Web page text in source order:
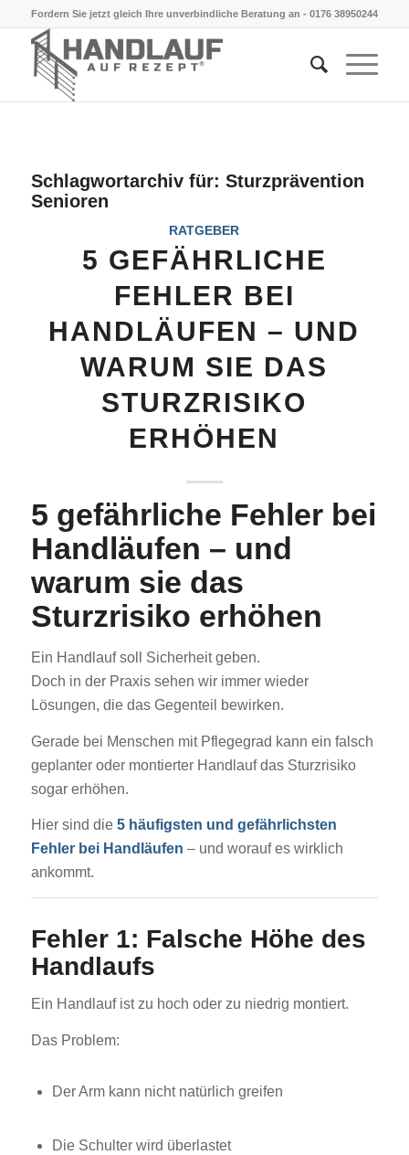
Fordern Sie jetzt gleich Ihre unverbindliche Beratung an - 0176 38950244
Schlagwortarchiv für: Sturzprävention
Senioren
RATGEBER
5 GEFÄHRLICHE
FEHLER BEI
HANDLÄUFEN – UND
WARUM SIE DAS
STURZRISIKO
ERHÖHEN
5 gefährliche Fehler bei
Handläufen – und
warum sie das
Sturzrisiko erhöhen
Ein Handlauf soll Sicherheit geben.
Doch in der Praxis sehen wir immer wieder
Lösungen, die das Gegenteil bewirken.
Gerade bei Menschen mit Pflegegrad kann ein falsch
geplanter oder montierter Handlauf das Sturzrisiko
sogar erhöhen.
Hier sind die 5 häufigsten und gefährlichsten
Fehler bei Handläufen – und worauf es wirklich
ankommt.
Fehler 1: Falsche Höhe des
Handlaufs
Ein Handlauf ist zu hoch oder zu niedrig montiert.
Das Problem:
Der Arm kann nicht natürlich greifen
Die Schulter wird überlastet